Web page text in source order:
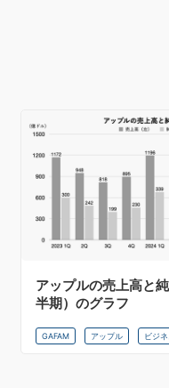
アップルの売上高と
半期）のグラフ
GAFAM アップル ビジネ